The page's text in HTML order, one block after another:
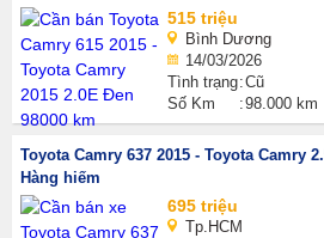
515 triệu
Bình Dương
14/03/2026
Tình trạng Cũ
Số Km
98.000 km
Toyota Camry 637 2015 - Toyota Camry
Hàng hiếm
695 triệu
Tp.HCM